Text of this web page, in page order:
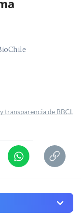
transparencia de BBCL